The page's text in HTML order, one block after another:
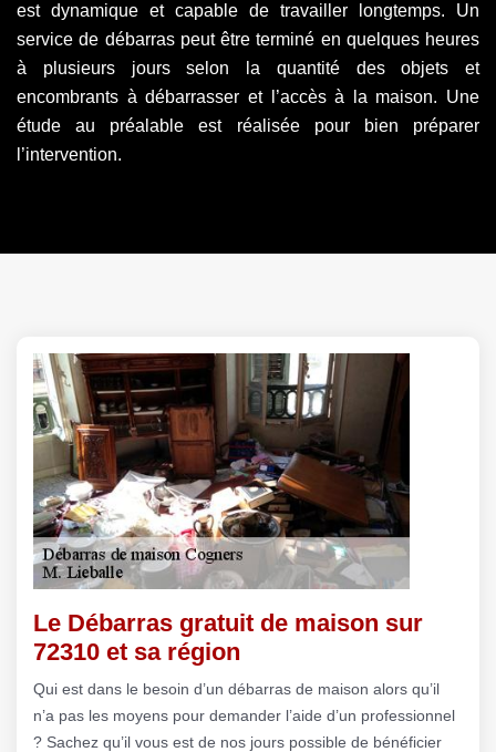
est dynamique et capable de travailler longtemps. Un
service de débarras peut être terminé en quelques heures
à plusieurs jours selon la quantité des objets et
encombrants à débarrasser et l’accès à la maison. Une
étude au préalable est réalisée pour bien préparer
l’intervention.
Le Débarras gratuit de maison sur
72310 et sa région
Qui est dans le besoin d’un débarras de maison alors qu’il
n’a pas les moyens pour demander l’aide d’un professionnel
? Sachez qu’il vous est de nos jours possible de bénéficier